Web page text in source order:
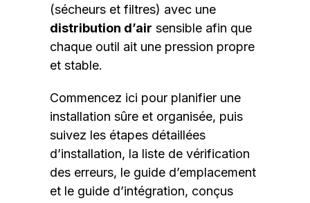
(sécheurs et filtres) avec une
distribution d’air sensible afin que
chaque outil ait une pression propre
et stable.
Commencez ici pour planifier une
installation sûre et organisée, puis
suivez les étapes détaillées
d’installation, la liste de vérification
des erreurs, le guide d’emplacement
et le guide d’intégration, conçus